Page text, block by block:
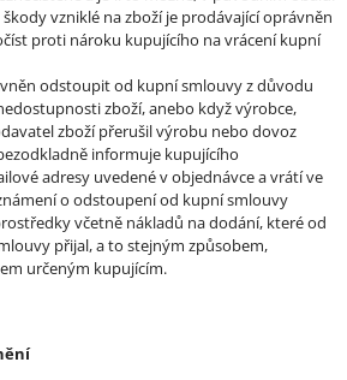
vzniklé na zboží je prodávající oprávněn
proti nároku kupujícího na vrácení kupní
odstoupit od kupní smlouvy z důvodu
zboží, anebo když výrobce,
zboží přerušil výrobu nebo dovoz
informuje kupujícího
adresy uvedené v objednávce a vrátí ve
o odstoupení od kupní smlouvy
včetně nákladů na dodání, které od
přijal, a to stejným způsobem,
určeným kupujícím.